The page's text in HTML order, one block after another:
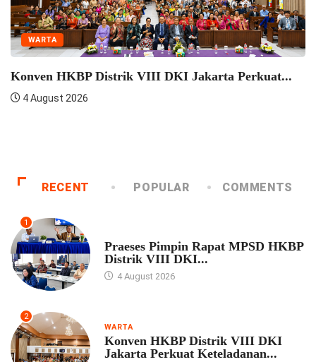
WARTA
Konven HKBP Distrik VIII DKI Jakarta Perkuat...
4 August 2026
RECENT POPULAR COMMENTS
1
Praeses Pimpin Rapat MPSD HKBP
Distrik VIII DKI...
4 August 2026
2
WARTA
Konven HKBP Distrik VIII DKI
Jakarta Perkuat Keteladanan...